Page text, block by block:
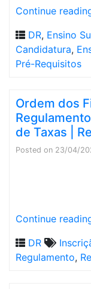
Continue
DR, Ensino
Candidatura,
Pré-Requisitos
Ordem dos
de Taxas |
Posted on 23/04/
Continue
DR
Regulamento,